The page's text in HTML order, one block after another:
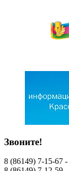
Звоните!
8 (86149) 7-15-67 -